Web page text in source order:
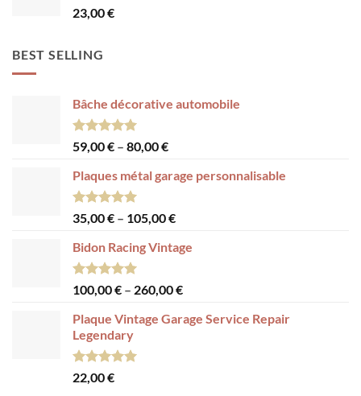
23,00€
BEST SELLING
Bâche décorative automobile
Note5.00
sur 5
59,00€ – 80,00€
Plaques métal garage personnalisable
Note5.00
sur 5
35,00€ – 105,00€
Bidon Racing Vintage
Note5.00
sur 5
100,00€ – 260,00€
Plaque Vintage Garage Service Repair
Legendary
Note5.00
sur 5
22,00€